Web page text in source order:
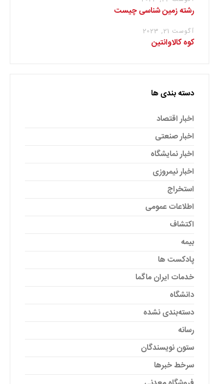
رشته زمین شناسی چیست
آگوست 21, 2023
کوه کالاوانتین
دسته بندی ها
اخبار اقتصاد
اخبار صنعتی
اخبار نمایشگاه
اخبار نیمروزی
استخراج
اطلاعات عمومی
اکتشاف
بیمه
پادکست ها
خدمات ایران ماگما
دانشگاه
دسته‌بندی نشده
رسانه
ستون نویسندگان
سرخط خبرها